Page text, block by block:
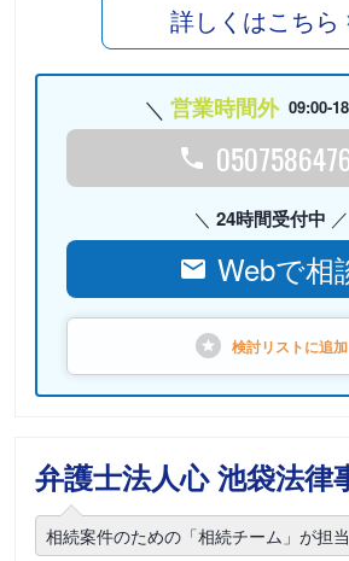
詳しくはこちら
営業時間外 09:00-
24時間受付中
Webで相
検討リストに追加
弁護士法人心 池袋法律
相続案件のための「相続チーム」が担当